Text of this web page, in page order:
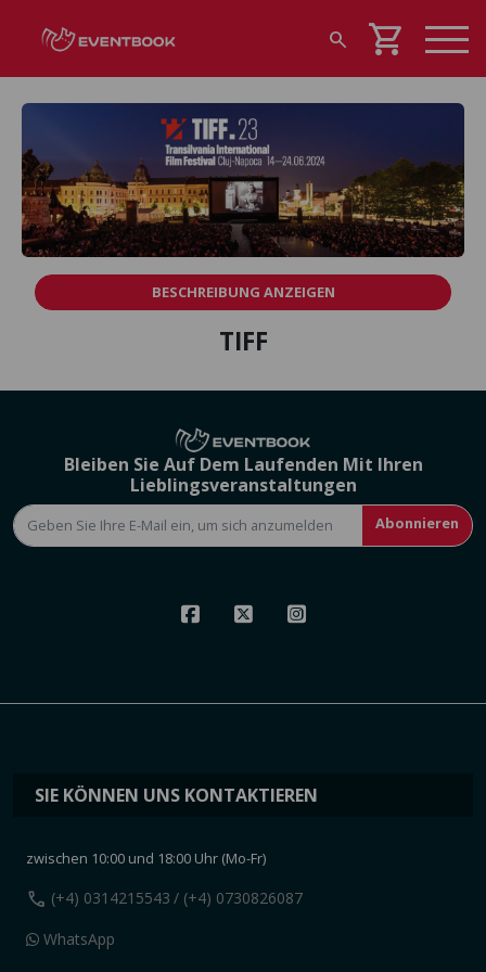
search shopping_cart
BESCHREIBUNG ANZEIGEN
TIFF
Bleiben Sie Auf Dem Laufenden Mit Ihren
Lieblingsveranstaltungen
Abonnieren
SIE KÖNNEN UNS KONTAKTIEREN
zwischen 10:00 und 18:00 Uhr (Mo-Fr)
call (+4) 0314215543 / (+4) 0730826087
WhatsApp